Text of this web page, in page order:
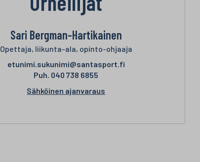
Sari Bergman-Hartikainen
Opettaja, liikunta-ala, opinto-ohjaaja
etunimi.sukunimi@santasport.fi
Puh. 040 738 6855
Sähköinen ajanvaraus